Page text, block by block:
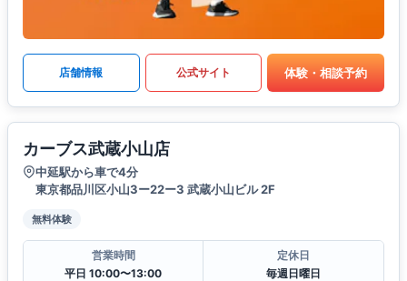
店舗情報 公式サイト 体験・相談予約
カーブス武蔵小山店
中延駅から車で4分
東京都品川区小山3ー22ー3 武蔵小山ビル 2F
無料体験
営業時間
平日 10:00〜13:00
定休日
毎週日曜日